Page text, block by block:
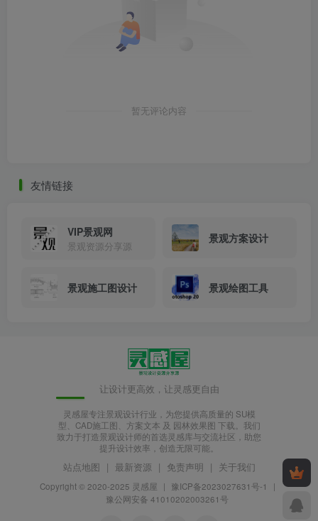
暂无评论内容
友情链接
VIP景观网
景观资源分享源
景观方案设计
景观施工图设计 景观绘图工具
让设计更高效，让灵感更自由
灵感屋专注景观设计行业，为您提供高质量的 SU模
型、CAD施工图、方案文本 及 园林效果图 下载。我们
致力于打造景观设计师的首选灵感库与交流社区，助您
提升设计效率，创造无限可能。
站点地图 | 最新资源 | 免责声明 | 关于我们
Copyright © 2020-2025 灵感屋 | 豫ICP备2023027631号-1
|
豫公网安备 41010202003261号